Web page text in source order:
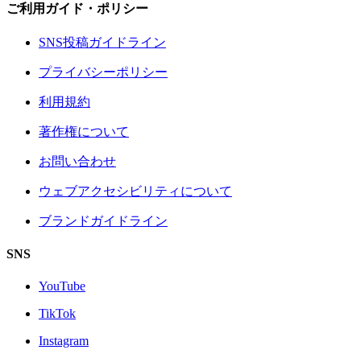
ご利用ガイド・ポリシー
SNS投稿ガイドライン
プライバシーポリシー
利用規約
著作権について
お問い合わせ
ウェブアクセシビリティについて
ブランドガイドライン
SNS
YouTube
TikTok
Instagram